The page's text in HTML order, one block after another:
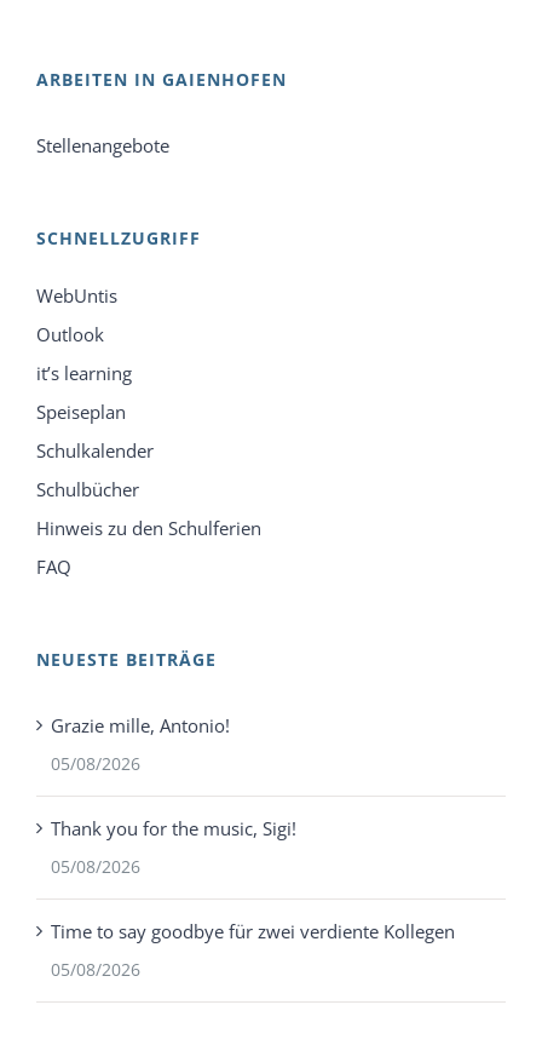
ARBEITEN IN GAIENHOFEN
Stellenangebote
SCHNELLZUGRIFF
WebUntis
Outlook
it’s learning
Speiseplan
Schulkalender
Schulbücher
Hinweis zu den Schulferien
FAQ
NEUESTE BEITRÄGE
Grazie mille, Antonio!
05/08/2026
Thank you for the music, Sigi!
05/08/2026
Time to say goodbye für zwei verdiente Kollegen
05/08/2026